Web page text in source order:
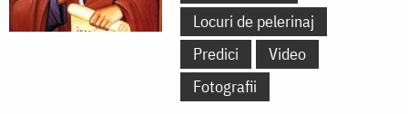
Locuri de pelerinaj
Predici
Video
Fotografii